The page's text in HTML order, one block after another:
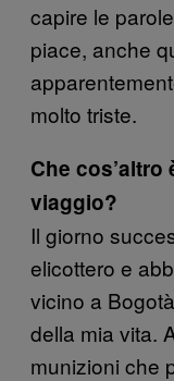
capire le
piace, anche
molto triste.
Che
viaggio?
Il giorno
elicottero e
vicino a
della mia vita.
munizioni che